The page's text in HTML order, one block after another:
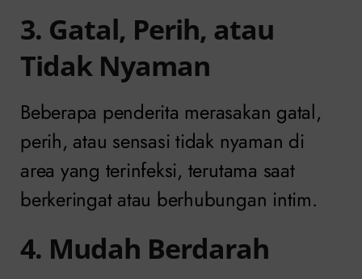
3. Gatal, Perih, atau
Tidak Nyaman
Beberapa penderita merasakan gatal,
perih, atau sensasi tidak nyaman di
area yang terinfeksi, terutama saat
berkeringat atau berhubungan intim.
4. Mudah Berdarah